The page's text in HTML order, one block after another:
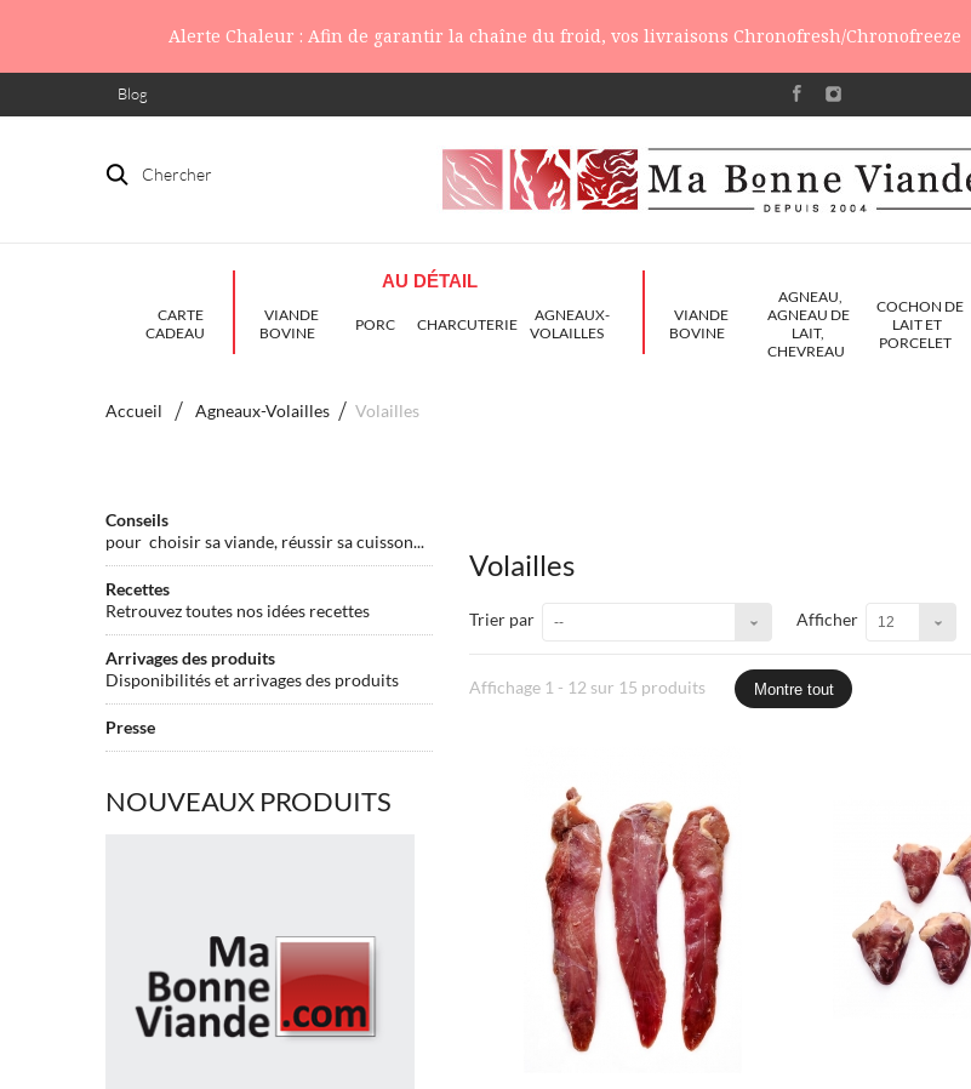
Alerte Chaleur : Afin de garantir la chaîne du froid, vos livraisons Chronofresh/Chronofreeze
Blog
Chercher
CARTE
CADEAU
AU DÉTAIL
VIANDE
BOVINE
PORC CHARCUTERIE
AGNEAUX-
VOLAILLES
VIANDE
BOVINE
AGNEAU,
AGNEAU DE
LAIT,
CHEVREAU
COCHON DE
LAIT ET
PORCELET
Accueil Agneaux-Volailles Volailles
Conseils
pour choisir sa viande, réussir sa cuisson...
Recettes
Retrouvez toutes nos idées recettes
Arrivages des produits
Disponibilités et arrivages des produits
Presse
NOUVEAUX PRODUITS
Volailles
Trier par -- Afficher 12
Affichage 1 - 12 sur 15 produits Montre tout